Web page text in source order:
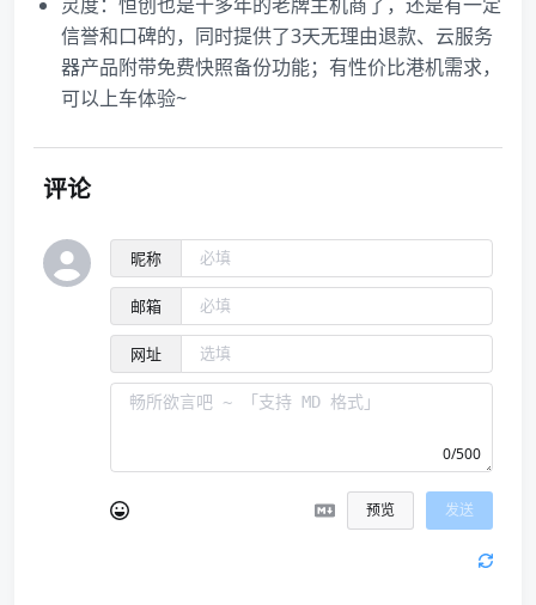
信誉和口碑的，同时提供了3天无理由退款、云服务
器产品附带免费快照备份功能；有性价比港机需求，
可以上车体验~
评论
昵称
邮箱
网址
0/500
预览 发送